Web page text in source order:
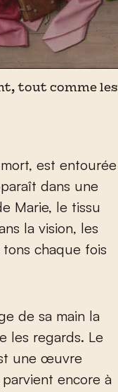
tout comme les
est entourée
dans une
Marie, le tissu
la vision, les
chaque fois
de sa main la
les regards. Le
une œuvre
encore à